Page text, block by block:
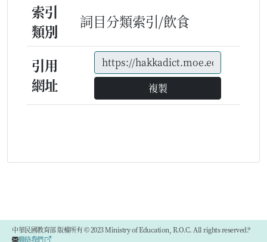
索引
類別
詞目分類索引/飲食
引用
網址
複製
中華民國教育部 版權所有 © 2023 Ministry of Education, R.O.C. All rights reserved.®
聯絡我們